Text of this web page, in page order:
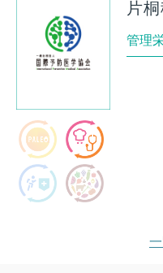
片
管理